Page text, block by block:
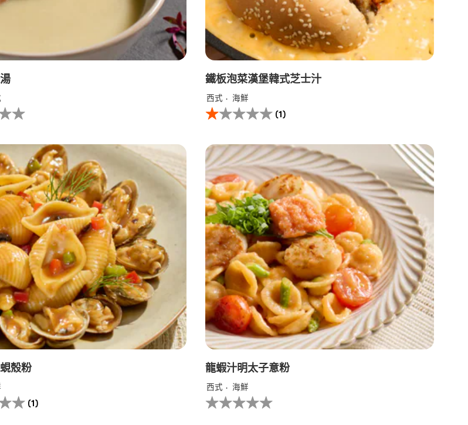
鐵板泡菜漢堡​韓式芝士汁​
西式
海鮮
此
鐵
菜
漢
堡​
韓
式
芝
士
汁​
的
平
均
评
分
为
1.0，
共
5
分，
评
分
为
1。
(1)
殼粉
(1)
龍蝦汁明太子意粉
西式
海鮮
没
有